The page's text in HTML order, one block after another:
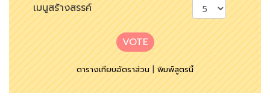
เมนูสร้างสรรค์
VOTE
ตารางเทียบอัตราส่วน|พิมพ์สูตรนี้